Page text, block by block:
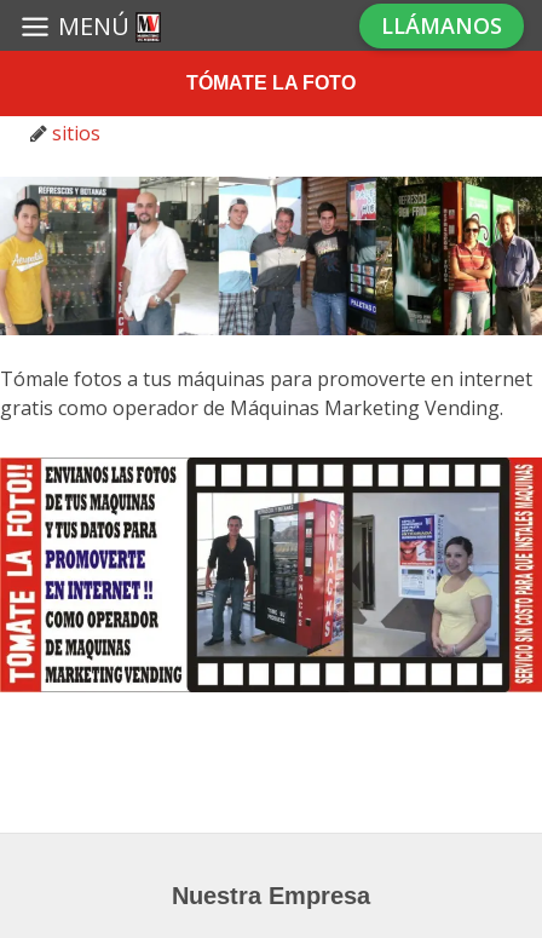
TÓMATE LA FOTO
sitios
Tómale fotos a tus máquinas para promoverte en internet
gratis como operador de Máquinas Marketing Vending.
Nuestra Empresa
LLÁMANOS
MENÚ